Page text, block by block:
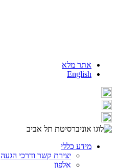
אתר מלא
English
מידע כללי
יצירת קשר ודרכי הגעה
אלפון